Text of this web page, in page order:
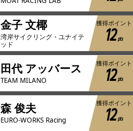
金子 文椰
湾岸サイクリング・ユナイテ
ッド
獲得ポイント
12pts
田代 アッバース
TEAM MILANO
獲得ポイント
12pts
森 俊夫
EURO-WORKS Racing
獲得ポイント
12pts